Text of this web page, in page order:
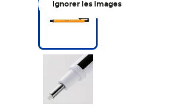
Ignorer les images